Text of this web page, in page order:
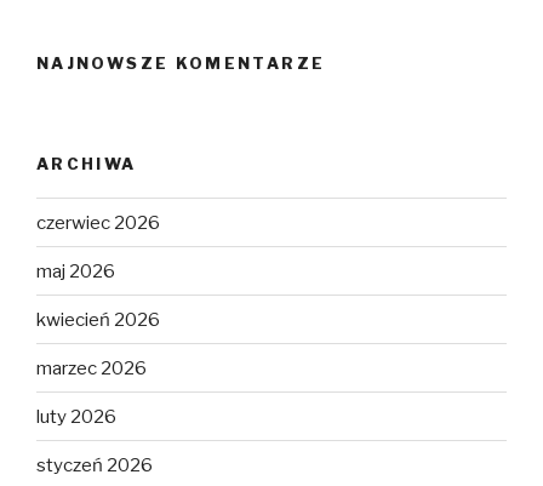
NAJNOWSZE KOMENTARZE
ARCHIWA
czerwiec 2026
maj 2026
kwiecień 2026
marzec 2026
luty 2026
styczeń 2026